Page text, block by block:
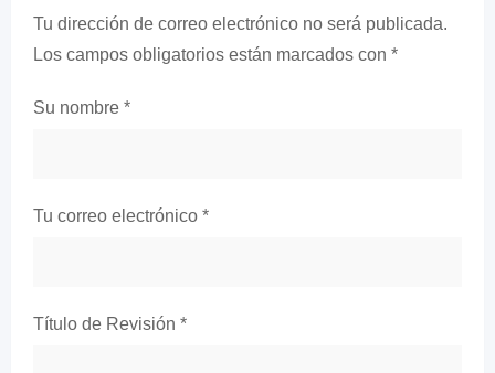
Tu dirección de correo electrónico no será publicada.
Los campos obligatorios están marcados con *
Su nombre *
Tu correo electrónico *
Título de Revisión *